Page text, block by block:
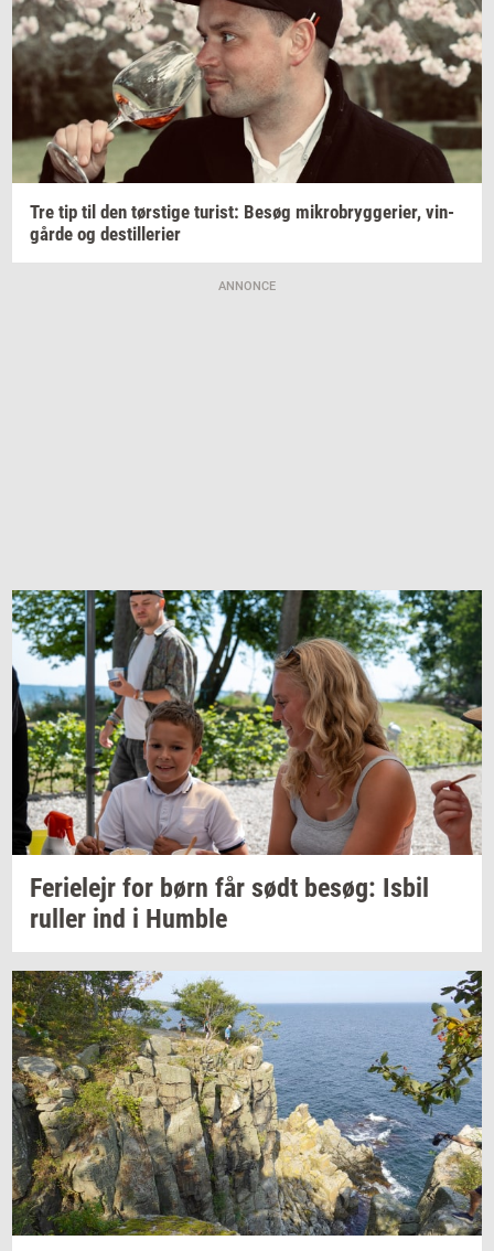
Tre tip til den tørsti­ge turist: Besøg mi­kro­bryg­ge­ri­er, vin­
går­de og destil­le­ri­er
ANNONCE
Fe­ri­e­lejr for børn får sødt besøg: Isbil
rul­ler ind i Hum­b­le